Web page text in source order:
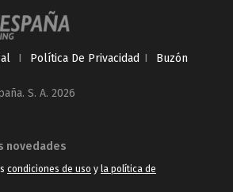
I Política De Privacidad I
Buzón
S. A. 2026
novedades
condiciones de uso y la política de